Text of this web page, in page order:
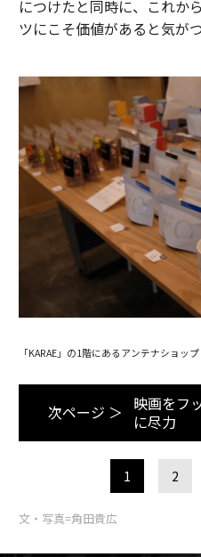
につけたと同時に、これか
ツにこそ価値があると気が
「KARAE」の1階にあるアンテナショップ
次ページ ＞
映画をフ
に尽力
1 2
文・写真=角田貴広